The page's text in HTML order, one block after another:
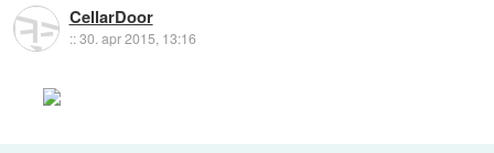
CellarDoor
::30. apr 2015, 13:16